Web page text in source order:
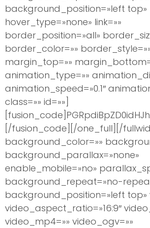
background_position=»left top»
hover_type=»none» link=»»
border_position=»all»
border_color=»»
margin_top=»»
animation_type=»»
animation_speed=»0.1″
class=»» id=»»]
[/fusion_code][/one_full][/
background_color=»»
background_parallax=»none»
enable_mobile=»no»
background_repeat=»no-
background_position=»left top»
video_aspect_ratio=»16:9″
video_mp4=»» video_ogv=»»